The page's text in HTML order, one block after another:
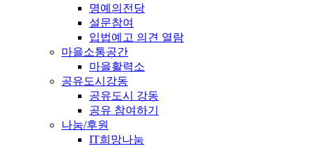
명예의전당
설문참여
입법예고 의견 열람
마을소통공간
마을활력소
공유도시강동
공유도시 강동
공유 참여하기
나눔/후원
IT희망나눔